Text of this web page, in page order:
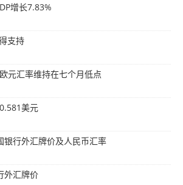
增长7.83%
支持
元汇率维持在七个月低点
美元
银行外汇牌价及人民币汇率
外汇牌价